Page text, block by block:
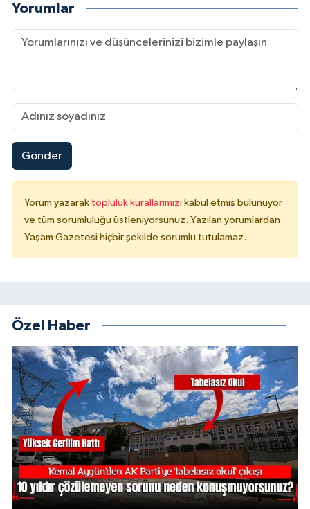
Yorumlar
Gönder
Yorum yazarak topluluk kurallarımızı kabul etmiş bulunuyor
ve tüm sorumluluğu üstleniyorsunuz. Yazılan yorumlardan
Yaşam Gazetesi hiçbir şekilde sorumlu tutulamaz.
Özel Haber